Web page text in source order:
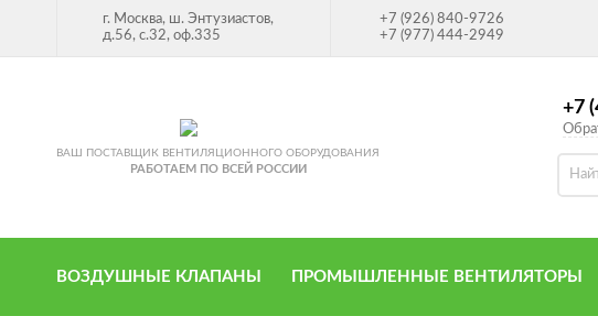
г. Москва, ш. Энтузиастов,
д.56, с.32, оф.335
+7 (926) 840-9726
+7 (977) 444-2949
ВАШ ПОСТАВЩИК ВЕНТИЛЯЦИОННОГО ОБОРУДОВАНИЯ
РАБОТАЕМ ПО ВСЕЙ РОССИИ
+7
ВОЗДУШНЫЕ КЛАПАНЫ ПРОМЫШЛЕННЫЕ ВЕНТИЛЯТОРЫ